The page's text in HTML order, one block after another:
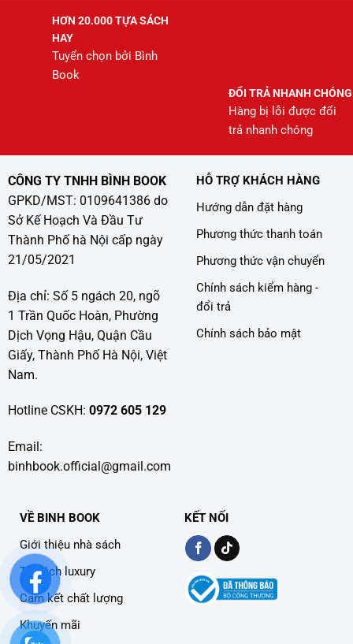
HƠN 20.000 TỰA SÁCH
HAY
Tuyển chọn bởi Bình
Book
ĐỔI TRẢ NHANH CHÓNG
Hàng bị lỗi được đổi
trả nhanh chóng
CÔNG TY TNHH BÌNH BOOK
GPKD/MST: 0109641386 do
Sở Kế Hoạch Và Đầu Tư
Thành Phố hà Nội cấp ngày
21/05/2021
Địa chỉ: Số 5 ngách 20, ngõ
1 Trần Quốc Hoàn, Phường
Dịch Vọng Hậu, Quận Cầu
Giấy, Thành Phố Hà Nội, Việt
Nam.
Hotline CSKH: 0972 605 129
Email:
binhbook.official@gmail.com
HỖ TRỢ KHÁCH HÀNG
Hướng dẫn đặt hàng
Phương thức thanh toán
Phương thức vận chuyển
Chính sách kiểm hàng -
đổi trả
Chính sách bảo mật
VỀ BINH BOOK
Giới thiệu nhà sách
Tủ sách luxury
Cam kết chất lượng
Khuyến mãi
KẾT NỐI